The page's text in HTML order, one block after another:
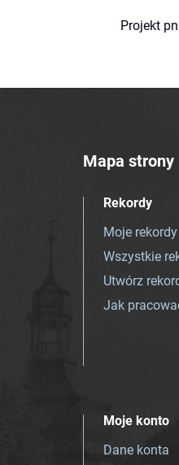
Projekt
Mapa strony
Rekordy
Moje rekordy
Wszystkie
Utwórz
Jak
Moje konto
Dane konta